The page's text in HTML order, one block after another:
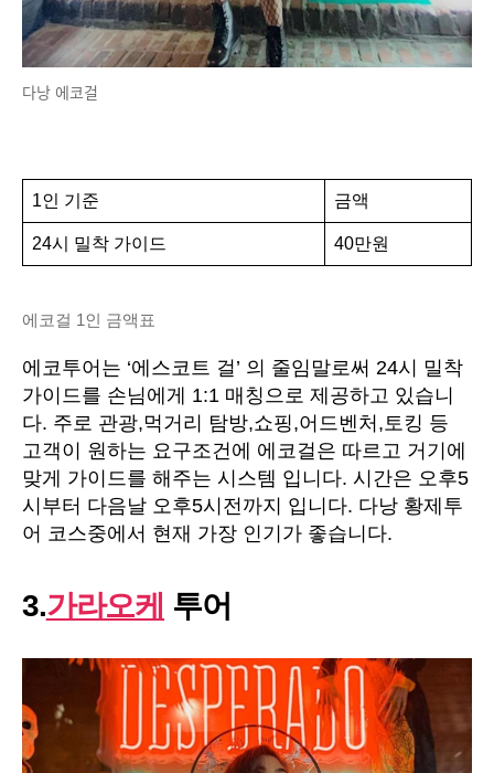
다낭 에코걸
1인 기준 금액
24시 밀착 가이드 40만원
에코걸 1인 금액표
에코투어는 ‘에스코트 걸’ 의 줄임말로써 24시 밀착
가이드를 손님에게 1:1 매칭으로 제공하고 있습니
다. 주로 관광,먹거리 탐방,쇼핑,어드벤처,토킹 등
고객이 원하는 요구조건에 에코걸은 따르고 거기에
맞게 가이드를 해주는 시스템 입니다. 시간은 오후5
시부터 다음날 오후5시전까지 입니다. 다낭 황제투
어 코스중에서 현재 가장 인기가 좋습니다.
3.가라오케 투어